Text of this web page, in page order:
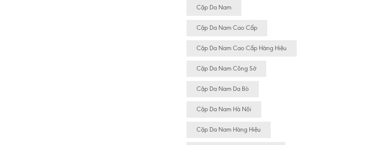
Cặp Da Nam
Cặp Da Nam Cao Cấp
Cặp Da Nam Cao Cấp Hàng Hiệu
Cặp Da Nam Công Sở
Cặp Da Nam Da Bò
Cặp Da Nam Hà Nội
Cặp Da Nam Hàng Hiệu